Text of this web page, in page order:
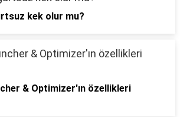
kek olur mu?
& Optimizer'ın özellikleri